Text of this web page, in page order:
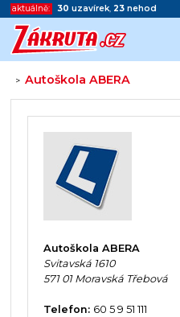
aktuálně: 30 uzavírek, 23 nehod
>Autoškola ABERA
Začátek reklamy
Konec reklamy
Autoškola ABERA
Svitavská 1610
571 01 Moravská Třebová
Telefon: 60 5 9 51 111